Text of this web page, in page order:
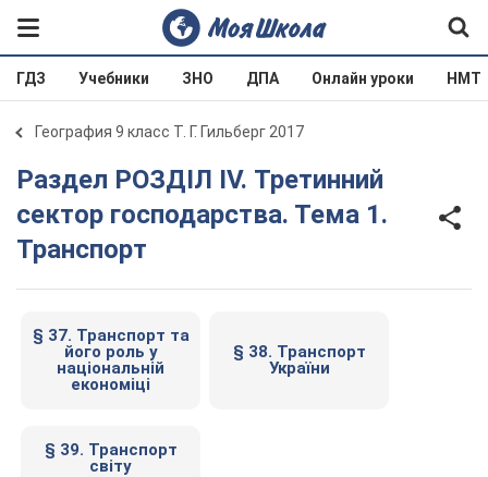
ГДЗ Учебники ЗНО ДПА Онлайн уроки НМТ
География 9 класс Т. Г. Гильберг 2017
Раздел РОЗДІЛ ІV. Третинний
сектор господарства. Тема 1.
Транспорт
§ 37. Транспорт та
його роль у
національній
економіці
§ 38. Транспорт
України
§ 39. Транспорт
світу